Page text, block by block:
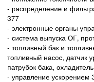
- распределение и
377
- электронные органы
- система выпуска ОГ,
- топливный бак и
топливный насос, датчик
патрубок бака,
- управление ускорением